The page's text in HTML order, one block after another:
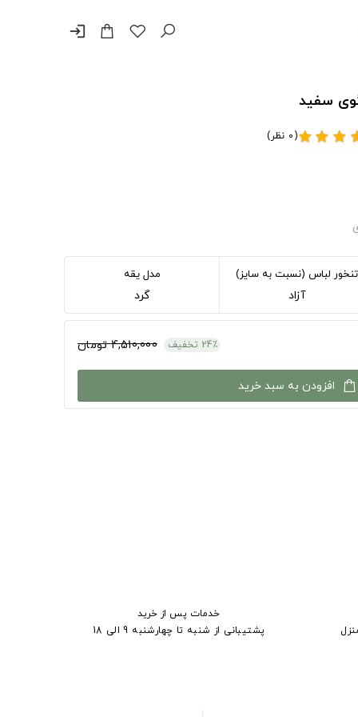
login
star
star
star(0 نظر)
تنخور لباس (نسبت به سایز)
آزاد
مدل یقه
گرد
24٪ تخفیف 4,510,000 تومان
افزودن به سبد خرید
خدمات پس از خرید
پشتیبانی از شنبه تا چهارشنبه 9 الی 18